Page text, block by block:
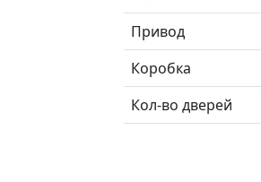
Привод
Коробка
Кол-во дверей